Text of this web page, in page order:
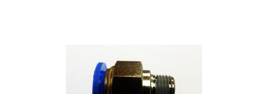
Фитинг быстроразьемный для шлангов 8 мм (Sumake PC 0802)
60 грн.